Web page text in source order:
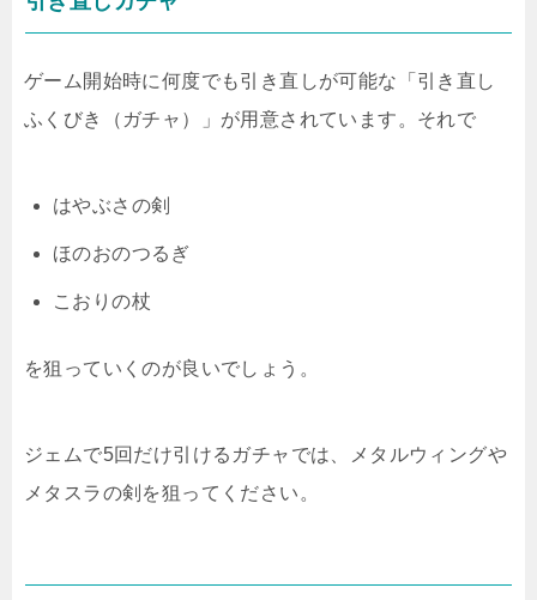
ゲーム開始時に何度でも引き直しが可能な「引き直し
ふくびき（ガチャ）」が用意されています。それで
はやぶさの剣
ほのおのつるぎ
こおりの杖
を狙っていくのが良いでしょう。
ジェムで5回だけ引けるガチャでは、メタルウィングや
メタスラの剣を狙ってください。